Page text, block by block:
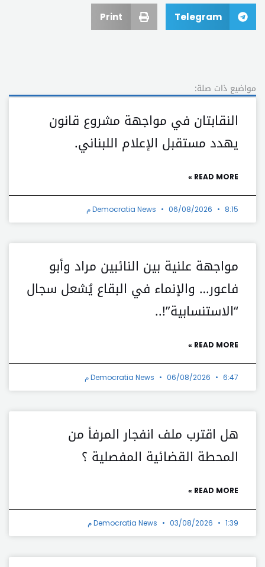
Telegram
Print
مواضيع ذات صلة:
النقابتان في مواجهة مشروع قانون
يهدد مستقبل الإعلام اللبناني.
READ MORE »
Democratia News 06/08/2026 8:15 م
مواجهة علنية بين النائبين مراد وأبو
فاعور… والإنماء في البقاع يُشعل سجال
“الاستنسابية”!..
READ MORE »
Democratia News 06/08/2026 6:47 م
هل اقترب ملف انفجار المرفأ من
المحطة القضائية المفصلية ؟
READ MORE »
Democratia News 03/08/2026 1:39 م